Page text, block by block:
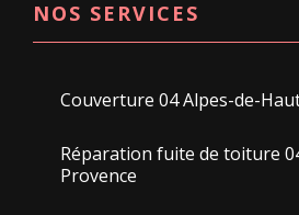
NOS SERVICES
Couverture 04 Alpes-de-
Réparation fuite de toiture
Provence